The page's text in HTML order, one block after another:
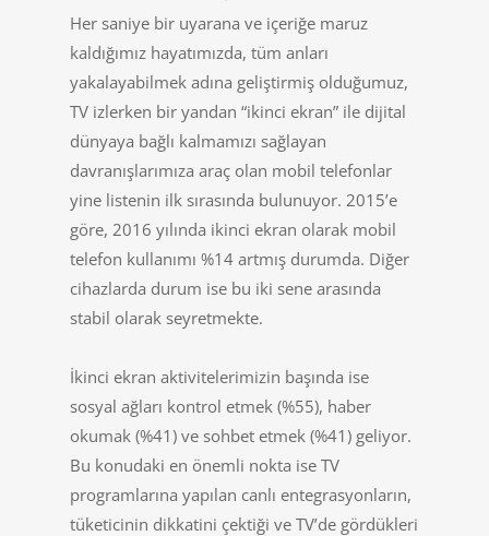
Her saniye bir uyarana ve içeriğe maruz
kaldığımız hayatımızda, tüm anları
yakalayabilmek adına geliştirmiş olduğumuz,
TV izlerken bir yandan “ikinci ekran” ile dijital
dünyaya bağlı kalmamızı sağlayan
davranışlarımıza araç olan mobil telefonlar
yine listenin ilk sırasında bulunuyor. 2015’e
göre, 2016 yılında ikinci ekran olarak mobil
telefon kullanımı %14 artmış durumda. Diğer
cihazlarda durum ise bu iki sene arasında
stabil olarak seyretmekte.
İkinci ekran aktivitelerimizin başında ise
sosyal ağları kontrol etmek (%55), haber
okumak (%41) ve sohbet etmek (%41) geliyor.
Bu konudaki en önemli nokta ise TV
programlarına yapılan canlı entegrasyonların,
tüketicinin dikkatini çektiği ve TV’de gördükleri